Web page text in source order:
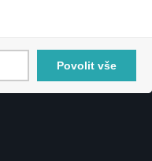
Povolit vše